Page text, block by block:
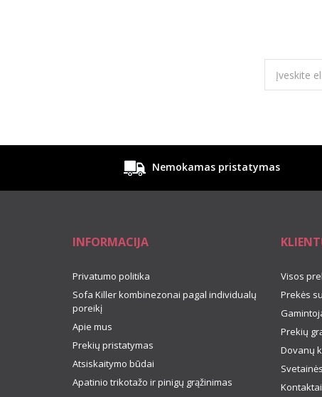
Nemokamas pristatymas
INFORMACIJA
Privatumo politika
Sofa Killer kombinezonai pagal individualų
poreikį
Apie mus
Prekių pristatymas
Atsiskaitymo būdai
Apatinio trikotažo ir pinigų grąžinimas
Visos
Prekės
Prekių
Dovanų
Kontaktai